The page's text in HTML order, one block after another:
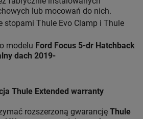
lub mocowań do nich.
stopami Thule Evo Clamp i Thule
modelu Ford Focus 5-dr Hatchback
dach 2019-
Thule Extended warranty
rozszerzoną gwarancję Thule